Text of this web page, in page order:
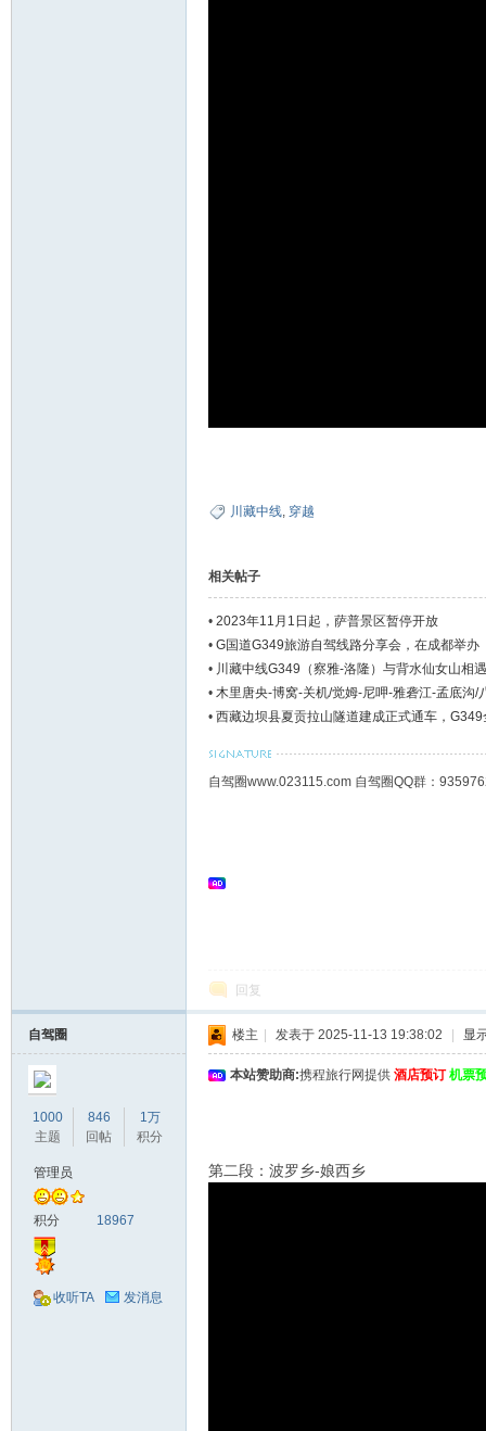
川藏中线, 穿越
相关帖子
• 2023年11月1日起，萨普景区暂停开放
• G国道G349旅游自驾线路分享会，在成都举办
• 川藏中线G349（察雅-洛隆）与背水仙女山相遇
• 木里唐央-博窝-关机/觉姆-尼呷-雅砻江-孟底沟/
• 西藏边坝县夏贡拉山隧道建成正式通车，G349
自驾圈www.023115.com 自驾圈QQ群：
回复
自驾圈
1000
主题
846
回帖
1万
积分
管理员
积分 18967
收听TA 发消息
楼主 发表于 2025-11-13 19:38:02 显
本站赞助商:携程旅行网提供 酒店预订 机票
第二段：波罗乡-娘西乡